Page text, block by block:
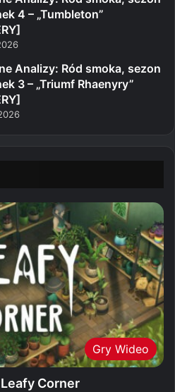
4 – „Tumbleton”
Analizy: Ród smoka, sezon
3 – „Triumf Rhaenyry”
Gry Wideo
Corner